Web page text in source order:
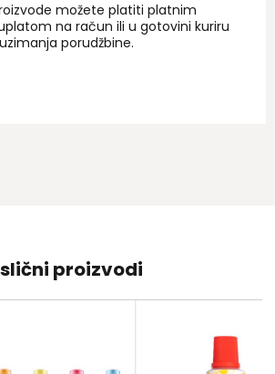
možete platiti platnim
na račun ili u gotovini kuriru
porudžbine.
slični proizvodi